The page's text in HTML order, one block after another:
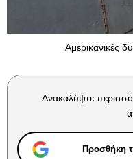
Αμερικανικές
Ανακαλύψτε
Προσθήκη